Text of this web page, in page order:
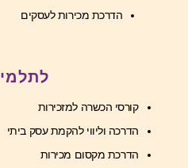
הדרכת מכירות לעסקים
לתלמידים
קורסי הכשרה למזכירות
הדרכה וליווי להקמת עסק ביתי
הדרכת מקסום מכירות